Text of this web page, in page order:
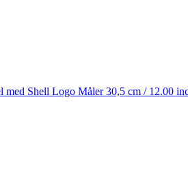
Shell Logo Måler 30,5 cm / 12.00